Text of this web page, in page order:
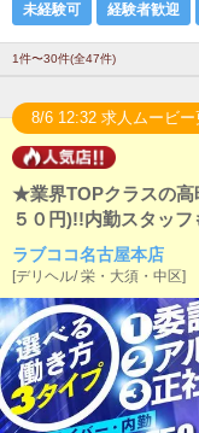
未経験可
経験者歓迎
1件〜30件(全47件)
8/6 12:32 求人ムービー
★業界TOPクラスの高
５０円)!!内勤スタッ
ラブココ名古屋本店
[デリヘル/栄・大須・中区]